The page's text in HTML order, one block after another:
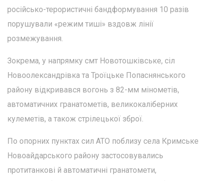
російсько-терористичні бандформування 10 разів
порушували «режим тиші» вздовж лінії
розмежування.
Зокрема, у напрямку смт Новотошківське, сіл
Новоолександрівка та Троїцьке Попаснянського
району відкривався вогонь з 82-мм мінометів,
автоматичних гранатометів, великокаліберних
кулеметів, а також стрілецької зброї.
По опорних пунктах сил АТО поблизу села Кримське
Новоайдарського району застосовувались
протитанкові й автоматичні гранатомети,